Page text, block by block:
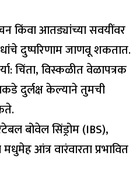
किंवा आतड्यांच्या सवयींवर
दुष्परिणाम जाणवू शकतात.
चिंता, विस्कळीत वेळापत्रक
दुर्लक्ष केल्याने तुमची
बोवेल सिंड्रोम (IBS),
आंत्र वारंवारता प्रभावित